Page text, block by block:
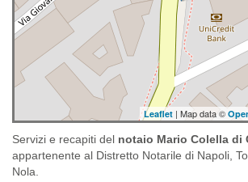
Leaflet | Map data ©
Servizi e recapiti del notaio Mario Colella di
appartenente al Distretto Notarile di Napoli,
Nola.